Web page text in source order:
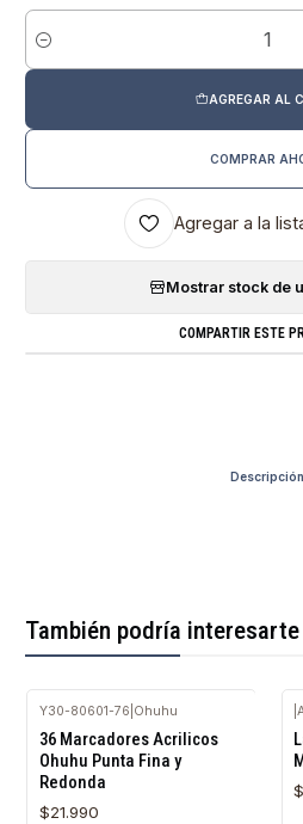
Cantidad
AGREGAR AL
COMPRAR
Agregar a la
Mostrar stock de
COMPARTIR ESTE
Descripción
También podría
Y30-80601-76 Ohuhu
36 Marcadores Acrilicos
Ohuhu Punta Fina y
Redonda
$21.990